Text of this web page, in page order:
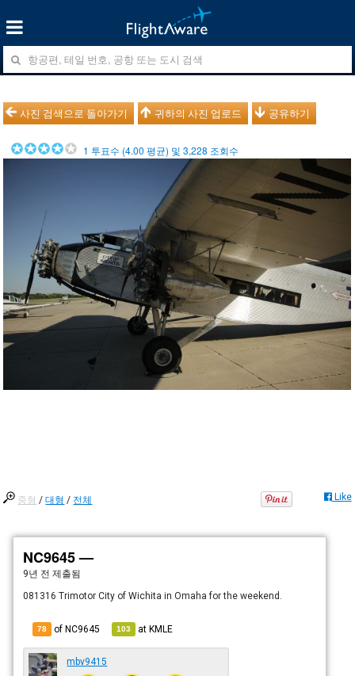
사진 검색으로 돌아가기 귀하의 사진 업로드 공유하기
1 투표수 (4.00 평균) 및3,228 조회수
중형 /대형 / 전체 Like
NC9645 —
9년 전 제출됨
081316 Trimotor City of Wichita in Omaha for the weekend.
78 of NC9645 103 atKMLE
mbv9415